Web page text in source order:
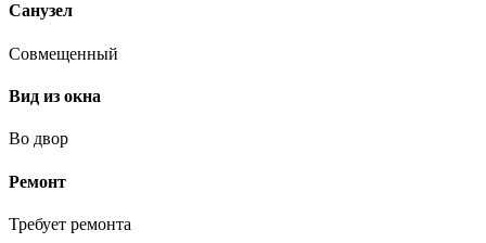
Санузел
Совмещенный
Вид из окна
Во двор
Ремонт
Требует ремонта